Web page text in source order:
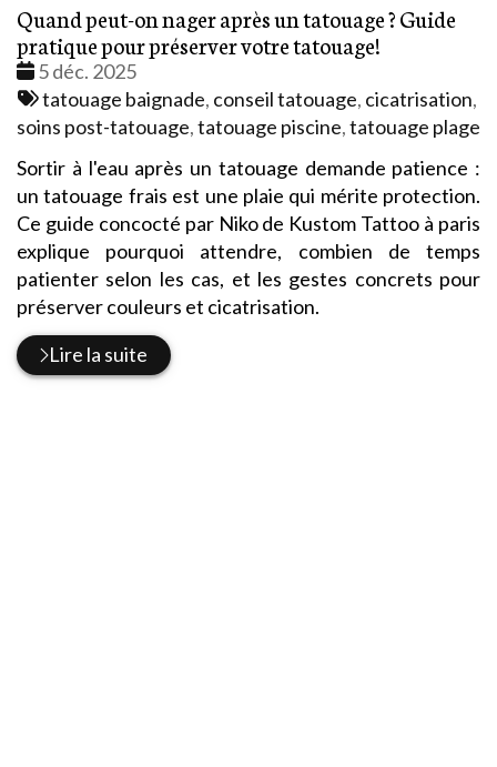
Quand peut-on nager après un tatouage ? Guide
pratique pour préserver votre tatouage!
Date
:
5 déc. 2025
Tags
:
tatouage baignade, conseil tatouage, cicatrisation,
soins post-tatouage,tatouage piscine,tatouage plage
Sortir à l'eau après un tatouage demande patience :
un tatouage frais est une plaie qui mérite protection.
Ce guide concocté par Niko de Kustom Tattoo à paris
explique pourquoi attendre, combien de temps
patienter selon les cas, et les gestes concrets pour
préserver couleurs et cicatrisation.
Lire la suite